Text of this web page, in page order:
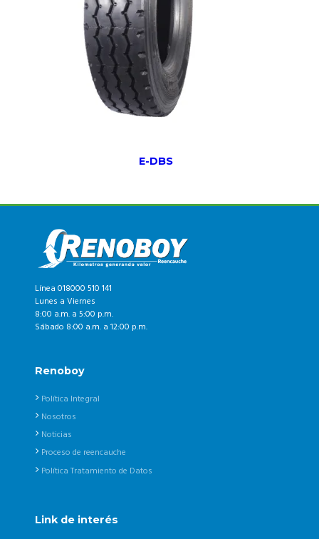
E-DBS
Línea 018000 510 141
Lunes a Viernes
8:00 a.m. a 5:00 p.m.
Sábado 8:00 a.m. a 12:00 p.m.
Renoboy
Política Integral
Nosotros
Noticias
Proceso de reencauche
Política Tratamiento de Datos
Link de interés